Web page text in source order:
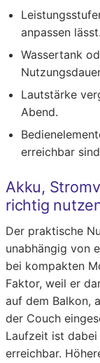
anpassen lässt.
Wassertank
Lautstärke
Abend.
erreichbar
Akku,
richtig
Der praktische
unabhängig von
bei kompakten
Faktor, weil er
auf dem Balkon,
der Couch
Laufzeit ist
erreichbar.